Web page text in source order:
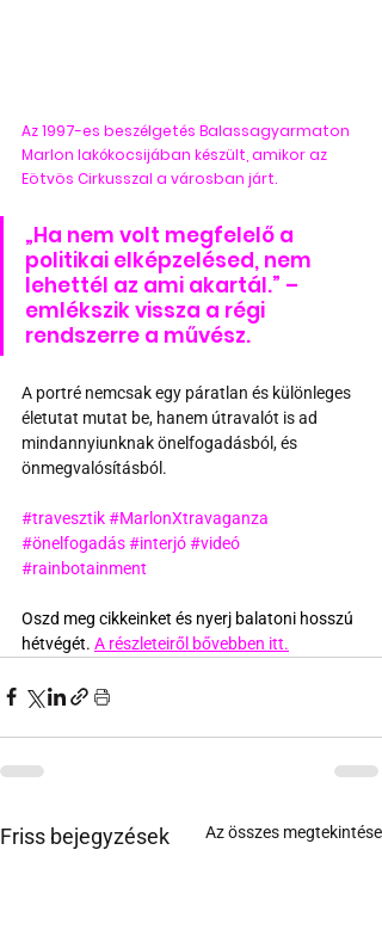
Az 1997-es beszélgetés Balassagyarmaton
Marlon lakókocsijában készült, amikor az
Eötvös Cirkusszal a városban járt.
„Ha nem volt megfelelő a
politikai elképzelésed, nem
lehettél az ami akartál.” –
emlékszik vissza a régi
rendszerre a művész.
A portré nemcsak egy páratlan és különleges
életutat mutat be, hanem útravalót is ad
mindannyiunknak önelfogadásból, és
önmegvalósításból.
#travesztik#MarlonXtravaganza
#önelfogadás#interjó#videó
#rainbotainment
Oszd meg cikkeinket és nyerj balatoni hosszú
hétvégét. A részleteiről bővebben itt.
Friss bejegyzések Az összes megtekintése